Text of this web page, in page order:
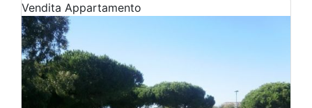
Vendita Appartamento